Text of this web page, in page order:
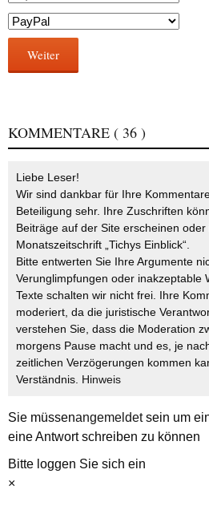
Weiter
KOMMENTARE ( 36 )
Liebe Leser!
Wir sind dankbar für Ihre
Beteiligung sehr. Ihre Zuschriften
Beiträge auf der Site erscheinen
Monatszeitschrift „Tichys Einblick“.
Bitte entwerten Sie Ihre Argumente
Verunglimpfungen oder inakzeptable
Texte schalten wir nicht frei. Ihre
moderiert, da die juristische
verstehen Sie, dass die Moderation
morgens Pause macht und es, je
zeitlichen Verzögerungen kommen
Verständnis. Hinweis
Sie müssenangemeldetsein um
eine Antwort schreiben zu können
Bitte loggen Sie sich ein
×